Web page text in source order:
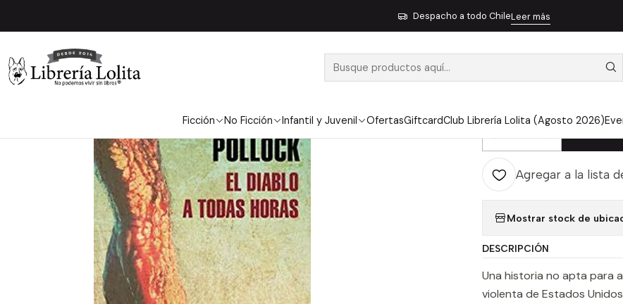
Ficción No Ficción Infantil y Juvenil OfertasGiftcardClub Librería Lolita (Agosto 2026)
Despacho a todo ChileLeer más
Pendiente 13 El Diablo A Todas Horas - Pollock, Donald
EL DIABLO A
Cantidad
Agregar a la lista
Mostrar stock de
DESCRIPCIÓN
Una historia no apta para
violenta de Estados